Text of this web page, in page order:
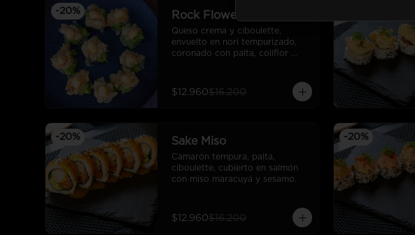
-20% Rock Flower Veggie Roll
Queso crema y ciboulette,
envuelto en nori tempurizado,
coronado con palta, coliflor
$12.960$16.200
-20% Sake Miso
Camarón tempura, palta,
ciboulette, cubierto en salmón
con miso maracuyá y sesamo.
$12.960$16.200
-20%